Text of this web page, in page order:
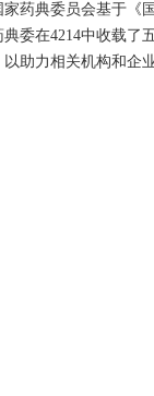
典委员会基于《国
委在4214中收载了
助力相关机构和企